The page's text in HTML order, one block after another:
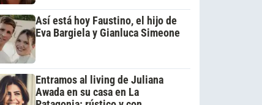
Así está hoy Faustino, el hijo de
Eva Bargiela y Gianluca Simeone
Entramos al living de Juliana
Awada en su casa en La